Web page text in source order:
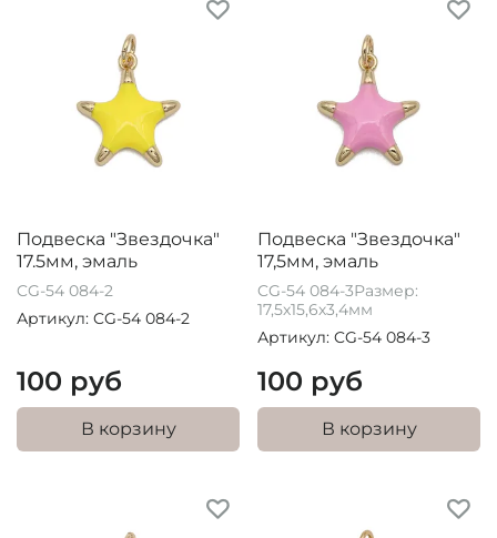
Подвеска "Звездочка"
17.5мм, эмаль
CG-54 084-2
Артикул: CG-54 084-2
100 руб
В корзину
Подвеска "Звездочка"
17,5мм, эмаль
CG-54 084-3Размер:
17,5х15,6х3,4мм
Артикул: CG-54 084-3
100 руб
В корзину